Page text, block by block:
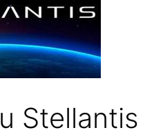
Stellantis